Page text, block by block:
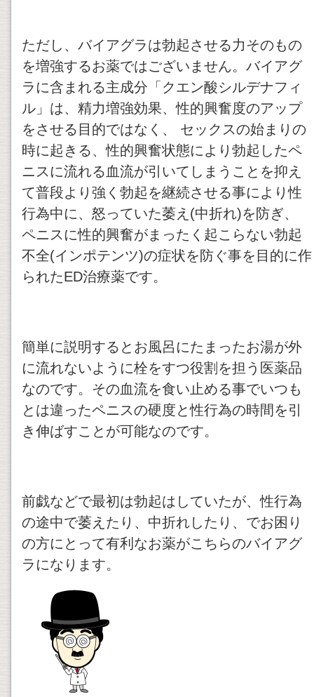
ただし、バイアグラは勃起させる力そのもの
を増強するお薬ではございません。バイアグ
ラに含まれる主成分「クエン酸シルデナフィ
ル」は、精力増強効果、性的興奮度のアップ
をさせる目的ではなく、 セックスの始まりの
時に起きる、性的興奮状態により勃起したペ
ニスに流れる血流が引いてしまうことを抑え
て普段より強く勃起を継続させる事により性
行為中に、怒っていた萎え(中折れ)を防ぎ、
ペニスに性的興奮がまったく起こらない勃起
不全(インポテンツ)の症状を防ぐ事を目的に作
られたED治療薬です。
簡単に説明するとお風呂にたまったお湯が外
に流れないように栓をすつ役割を担う医薬品
なのです。その血流を食い止める事でいつも
とは違ったペニスの硬度と性行為の時間を引
き伸ばすことが可能なのです。
前戯などで最初は勃起はしていたが、性行為
の途中で萎えたり、中折れしたり、でお困り
の方にとって有利なお薬がこちらのバイアグ
ラになります。